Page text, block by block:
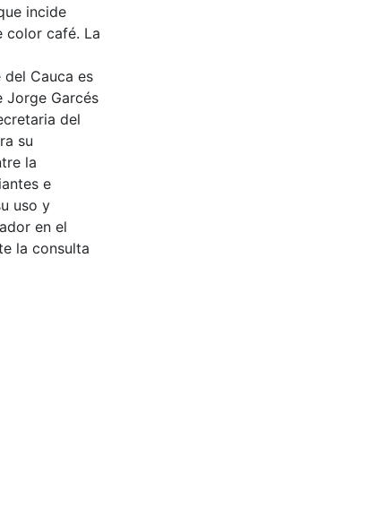
incide
color café. La
Cauca es
Jorge Garcés
del
su
la
e
uso y
en el
la consulta